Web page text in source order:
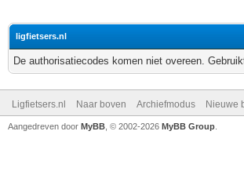
ligfietsers.nl
De authorisatiecodes komen niet overeen.
Ligfietsers.nl Naar boven Archiefmodus Nieuwe
Aangedreven door MyBB , © 2002-2026 MyBB Group